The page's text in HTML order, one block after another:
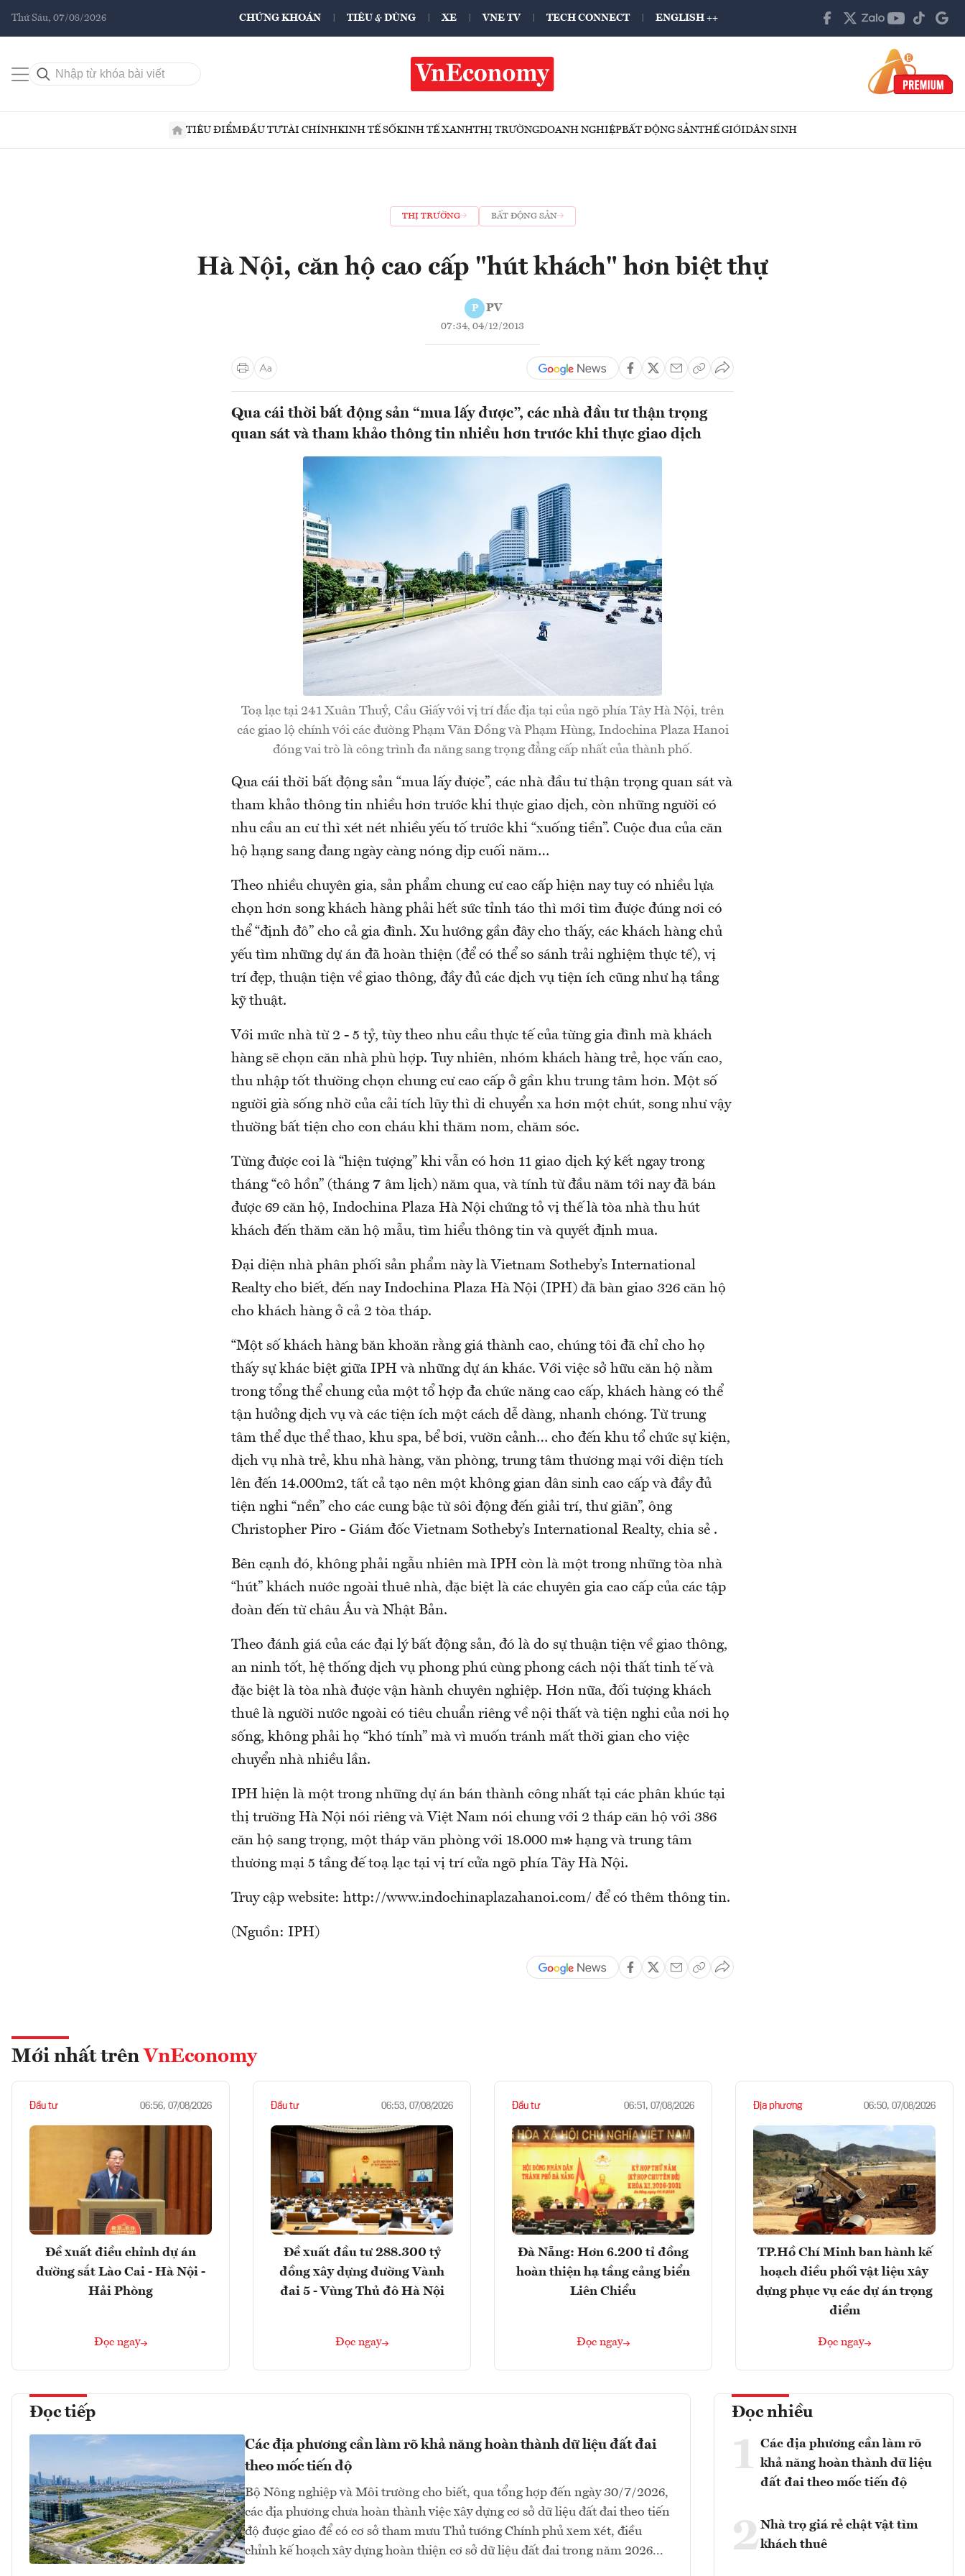
Thứ Sáu, 07/08/2026 CHỨNG KHOÁN TIÊU & DÙNG XE VNE TV TECH CONNECT ENGLISH ++
TIÊU ĐIỂMĐẦU TƯTÀI CHÍNHKINH TẾ SỐKINH TẾ XANHTHỊ TRƯỜNGDOANH NGHIỆPBẤT ĐỘNG SẢNTHẾ GIỚIDÂN SINH
THỊ TRƯỜNG BẤT ĐỘNG SẢN
Hà Nội, căn hộ cao cấp "hút khách" hơn biệt thự
P PV
07:34, 04/12/2013
Qua cái thời bất động sản “mua lấy được”, các nhà đầu tư thận trọng
quan sát và tham khảo thông tin nhiều hơn trước khi thực giao dịch
Toạ lạc tại 241 Xuân Thuỷ, Cầu Giấy với vị trí đắc địa tại của ngõ phía Tây Hà Nội, trên
các giao lộ chính với các đường Phạm Văn Đồng và Phạm Hùng, Indochina Plaza Hanoi
đóng vai trò là công trình đa năng sang trọng đẳng cấp nhất của thành phố.
Qua cái thời bất động sản “mua lấy được”, các nhà đầu tư thận trọng quan sát và
tham khảo thông tin nhiều hơn trước khi thực giao dịch, còn những người có
nhu cầu an cư thì xét nét nhiều yếu tố trước khi “xuống tiền”. Cuộc đua của căn
hộ hạng sang đang ngày càng nóng dịp cuối năm…
Theo nhiều chuyên gia, sản phẩm chung cư cao cấp hiện nay tuy có nhiều lựa
chọn hơn song khách hàng phải hết sức tỉnh táo thì mới tìm được đúng nơi có
thể “định đô” cho cả gia đình. Xu hướng gần đây cho thấy, các khách hàng chủ
yếu tìm những dự án đã hoàn thiện (để có thể so sánh trải nghiệm thực tế), vị
trí đẹp, thuận tiện về giao thông, đầy đủ các dịch vụ tiện ích cũng như hạ tầng
kỹ thuật.
Với mức nhà từ 2 - 5 tỷ, tùy theo nhu cầu thực tế của từng gia đình mà khách
hàng sẽ chọn căn nhà phù hợp. Tuy nhiên, nhóm khách hàng trẻ, học vấn cao,
thu nhập tốt thường chọn chung cư cao cấp ở gần khu trung tâm hơn. Một số
người già sống nhờ của cải tích lũy thì di chuyển xa hơn một chút, song như vậy
thường bất tiện cho con cháu khi thăm nom, chăm sóc.
Từng được coi là “hiện tượng” khi vẫn có hơn 11 giao dịch ký kết ngay trong
tháng “cô hồn” (tháng 7 âm lịch) năm qua, và tính từ đầu năm tới nay đã bán
được 69 căn hộ, Indochina Plaza Hà Nội chứng tỏ vị thế là tòa nhà thu hút
khách đến thăm căn hộ mẫu, tìm hiểu thông tin và quyết định mua.
Đại diện nhà phân phối sản phẩm này là Vietnam Sotheby’s International
Realty cho biết, đến nay Indochina Plaza Hà Nội (IPH) đã bàn giao 326 căn hộ
cho khách hàng ở cả 2 tòa tháp.
“Một số khách hàng băn khoăn rằng giá thành cao, chúng tôi đã chỉ cho họ
thấy sự khác biệt giữa IPH và những dự án khác. Với việc sở hữu căn hộ nằm
trong tổng thể chung của một tổ hợp đa chức năng cao cấp, khách hàng có thể
tận hưởng dịch vụ và các tiện ích một cách dễ dàng, nhanh chóng. Từ trung
tâm thể dục thể thao, khu spa, bể bơi, vườn cảnh… cho đến khu tổ chức sự kiện,
dịch vụ nhà trẻ, khu nhà hàng, văn phòng, trung tâm thương mại với diện tích
lên đến 14.000m2, tất cả tạo nên một không gian dân sinh cao cấp và đầy đủ
tiện nghi “nền” cho các cung bậc từ sôi động đến giải trí, thư giãn”, ông
Christopher Piro - Giám đốc Vietnam Sotheby’s International Realty, chia sẻ .
Bên cạnh đó, không phải ngẫu nhiên mà IPH còn là một trong những tòa nhà
“hút” khách nước ngoài thuê nhà, đặc biệt là các chuyên gia cao cấp của các tập
đoàn đến từ châu Âu và Nhật Bản.
Theo đánh giá của các đại lý bất động sản, đó là do sự thuận tiện về giao thông,
an ninh tốt, hệ thống dịch vụ phong phú cùng phong cách nội thất tinh tế và
đặc biệt là tòa nhà được vận hành chuyên nghiệp. Hơn nữa, đối tượng khách
thuê là người nước ngoài có tiêu chuẩn riêng về nội thất và tiện nghi của nơi họ
sống, không phải họ “khó tính” mà vì muốn tránh mất thời gian cho việc
chuyển nhà nhiều lần.
IPH hiện là một trong những dự án bán thành công nhất tại các phân khúc tại
thị trường Hà Nội nói riêng và Việt Nam nói chung với 2 tháp căn hộ với 386
căn hộ sang trọng, một tháp văn phòng với 18.000 m² hạng và trung tâm
thương mại 5 tầng đế toạ lạc tại vị trí cửa ngõ phía Tây Hà Nội.
Truy cập website: http://www.indochinaplazahanoi.com/ để có thêm thông tin.
(Nguồn: IPH)
Mới nhất trên VnEconomy
Đầu tư 06:56, 07/08/2026
Đề xuất điều chỉnh dự án
đường sắt Lào Cai - Hà Nội -
Hải Phòng
Đọc ngay
Đầu tư 06:53, 07/08/2026
Đề xuất đầu tư 288.300 tỷ
đồng xây dựng đường Vành
đai 5 - Vùng Thủ đô Hà Nội
Đọc ngay
Đầu tư 06:51, 07/08/2026
Đà Nẵng: Hơn 6.200 tỉ đồng
hoàn thiện hạ tầng cảng biển
Liên Chiểu
Đọc ngay
Địa phương 06:50, 07/08/2026
TP.Hồ Chí Minh ban hành kế
hoạch điều phối vật liệu xây
dựng phục vụ các dự án trọng
điểm
Đọc ngay
Đọc tiếp
Các địa phương cần làm rõ khả năng hoàn thành dữ liệu đất đai
theo mốc tiến độ
Bộ Nông nghiệp và Môi trường cho biết, qua tổng hợp đến ngày 30/7/2026,
các địa phương chưa hoàn thành việc xây dựng cơ sở dữ liệu đất đai theo tiến
độ được giao để có cơ sở tham mưu Thủ tướng Chính phủ xem xét, điều
chỉnh kế hoạch xây dựng hoàn thiện cơ sở dữ liệu đất đai trong năm 2026...
Đọc nhiều
1 Các địa phương cần làm rõ
khả năng hoàn thành dữ liệu
đất đai theo mốc tiến độ
2Nhà trọ giá rẻ chật vật tìm
khách thuê